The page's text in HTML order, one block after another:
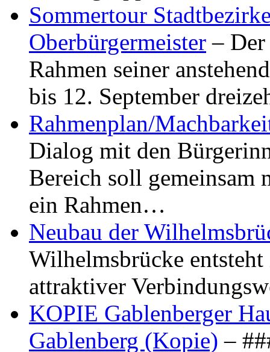
Sommertour
Oberbürgermeister –
Rahmen seiner
bis 12. September
Rahmenplan/
Dialog mit den
Bereich soll gemeinsam
ein Rahmen…
Neubau der
Wilhelmsbrücke
attraktiver
KOPIE Gablenberger
Gablenberg (Kopie) –